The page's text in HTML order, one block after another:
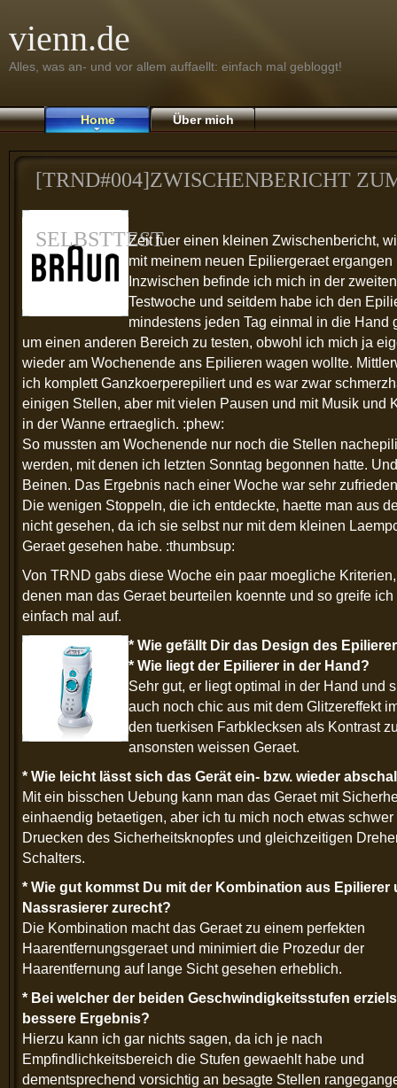
vienn.de
Alles, was an- und vor allem auffaellt: einfach mal gebloggt!
Home Über mich
[TRND#004]ZWISCHENBERICHT
SELBSTTESTZeit fuer einen kleinen Zwischenbericht,
mit meinem neuen Epiliergeraet ergangen
Inzwischen befinde ich mich in der zweiten
Testwoche und seitdem habe ich den
mindestens jeden Tag einmal in die Hand
um einen anderen Bereich zu testen, obwohl ich mich ja
wieder am Wochenende ans Epilieren wagen wollte.
ich komplett Ganzkoerperepiliert und es war zwar
einigen Stellen, aber mit vielen Pausen und mit Musik und
in der Wanne ertraeglich. :phew:
So mussten am Wochenende nur noch die Stellen
werden, mit denen ich letzten Sonntag begonnen hatte.
Beinen. Das Ergebnis nach einer Woche war sehr
Die wenigen Stoppeln, die ich entdeckte, haette man aus
nicht gesehen, da ich sie selbst nur mit dem kleinen
Geraet gesehen habe. :thumbsup:
Von TRND gabs diese Woche ein paar moegliche
denen man das Geraet beurteilen koennte und so greife
einfach mal auf.
* Wie gefällt Dir das Design des
* Wie liegt der Epilierer in der Hand?
Sehr gut, er liegt optimal in der Hand und
auch noch chic aus mit dem Glitzereffekt
den tuerkisen Farbklecksen als Kontrast
ansonsten weissen Geraet.
* Wie leicht lässt sich das Gerät ein- bzw. wieder
Mit ein bisschen Uebung kann man das Geraet mit
einhaendig betaetigen, aber ich tu mich noch etwas schwer
Druecken des Sicherheitsknopfes und gleichzeitigen
Schalters.
* Wie gut kommst Du mit der Kombination aus Epilierer
Nassrasierer zurecht?
Die Kombination macht das Geraet zu einem perfekten
Haarentfernungsgeraet und minimiert die Prozedur der
Haarentfernung auf lange Sicht gesehen erheblich.
* Bei welcher der beiden Geschwindigkeitsstufen
bessere Ergebnis?
Hierzu kann ich gar nichts sagen, da ich je nach
Empfindlichkeitsbereich die Stufen gewaehlt habe und
dementsprechend vorsichtig an besagte Stellen